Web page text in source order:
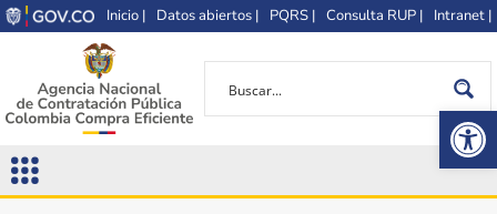
Inicio | Datos abiertos | PQRS | Consulta RUP | Intranet |